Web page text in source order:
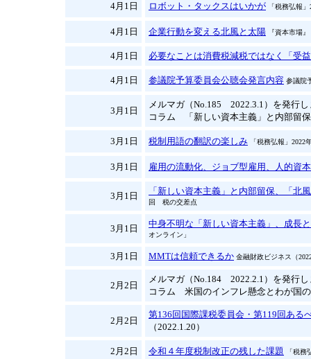
4月1日 ロボット・タックスはいかが 「税務弘報
4月1日 企業行動を変える北風と太陽 『資本市場
4月1日 必要なことは消費税減税ではなく「受
4月1日 参議院予算委員会公聴会発言内容 参議院
3月1日
メルマガ（No.185 2022.3.1）を発行し
コラム 「新しい資本主義」と内部留
3月1日 税制用語の翻訳の楽しみ 「税務弘報」2022
3月1日 雇用の流動化、ジョブ型雇用、人的資
3月1日 「新しい資本主義」と内部留保、「北
回 税の交差点
3月1日 中身不明な「新しい資本主義」、成長
オンライン」
3月1日 MMTは信頼できるか 金融財政ビジネス（
2月2日
メルマガ（No.184 2022.2.1）を発行し
コラム 米国のインフレ懸念とわが国
2月2日
第136回国際課税委員会・第119回ある
（2022.1.20）
2月2日 令和４年度税制改正の残した課題 「税務